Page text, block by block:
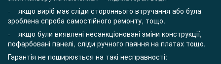
- якщо виріб має сліди стороннього втручання або була
зроблена спроба самостійного ремонту, тощо.
- якщо були виявлені несанкціоновані зміни конструкції,
пофарбовані панелі, сліди ручного паяння на платах тощо.
Гарантія не поширюється на такі несправності: